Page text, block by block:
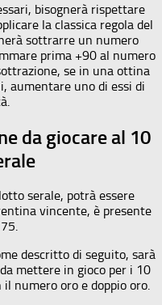
bisognerà rispettare
la classica regola del
sottrarre un numero
prima +90 al numero
se in una ottina
aumentare uno di essi di
da giocare al 10
serale, potrà essere
vincente, è presente
descritto di seguito, sarà
mettere in gioco per i 10
numero oro e doppio oro.